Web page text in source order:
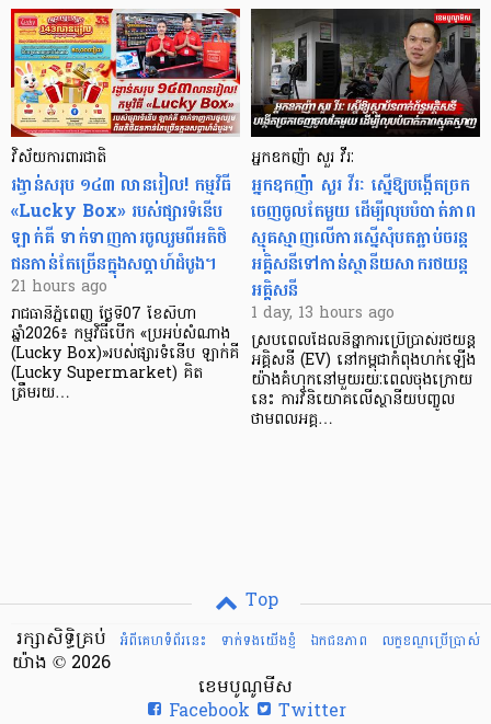
វិស័យការពារជាតិ
រង្វាន់សរុប ១៤៣ លានរៀល! កម្មវិធី
«Lucky Box» របស់ផ្សារទំនើប
ឡាក់គី ទាក់ទាញការចូលរួមពីអតិថិ
ជនកាន់តែច្រើនក្នុងសប្តាហ៍ដំបូង។
21 hours ago
រាជធានីភ្នំពេញ ថ្ងៃទី07 ខែសីហា
ឆ្នាំ2026៖ កម្មវិធីបើក «ប្រអប់សំណាង
(Lucky Box)»របស់ផ្សារទំនើប ឡាក់គី
(Lucky Supermarket) គិត
ត្រឹមរយ…
អ្នកឧកញ៉ា សួរ វីរៈ
អ្នកឧកញ៉ា សួរ វីរៈ ស្នើឱ្យបង្កើតច្រក
ចេញចូលតែមួយ ដើម្បីលុបបំបាត់ភាព
ស្មុគស្មាញលើការស្នើសុំបតភ្ជាប់ចរន្ត
អគ្គិសនីទៅកាន់ស្ថានីយសាករថយន្ត
អគ្គិសនី
1 day, 13 hours ago
ស្របពេលដែលនិន្នាការប្រើប្រាស់រថយន្ត
អគ្គិសនី (EV) នៅកម្ពុជាកំពុងហក់ឡើង
យ៉ាងគំហុកនៅមួយរយៈពេលចុងក្រោយ
នេះ ការវិនិយោគលើស្ថានីយបញ្ចូល
ថាមពលអគ្គ…
Top
អំពីគេហទំព័រនេះ
ទាក់ទងយើងខ្ញំ ឯកជនភាព លក្ខខណ្ឌ​ប្រើ​ប្រាស់
រក្សាសិទ្ធិគ្រប់
យ៉ាង © 2026
ខេមបូណូមីស
Facebook
Twitter